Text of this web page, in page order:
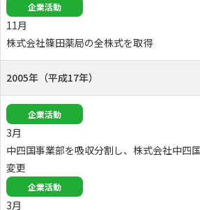
企業活動
11月
株式会社篠田薬局の全株式を取得
2005年（平成17年）
企業活動
3月
中四国事業部を吸収分割し、株式会社中四
変更
企業活動
3月